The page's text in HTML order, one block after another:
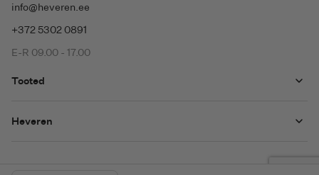
info@heveren.ee
+372 5302 0891
E-R 09.00 - 17.00
Tooted
Heveren